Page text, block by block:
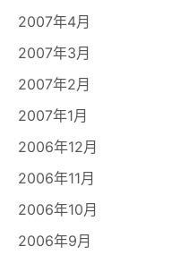
2007年4月
2007年3月
2007年2月
2007年1月
2006年12月
2006年11月
2006年10月
2006年9月